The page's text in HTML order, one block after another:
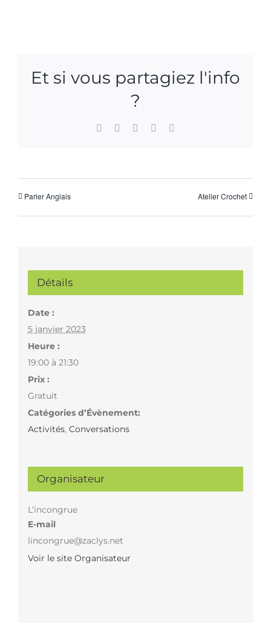
Et si vous partagiez l'info
?
Facebook WhatsApp
Pinterest
Parler Anglais Atelier Crochet
Détails
Date :
5 janvier 2023
Heure :
19:00 à 21:30
Prix :
Gratuit
Catégories d’Évènement:
Activités, Conversations
Organisateur
L’incongrue
E-mail
lincongrue@zaclys.net
Voir le site Organisateur